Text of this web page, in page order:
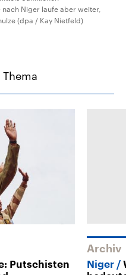
Niger laufe aber weiter,
(dpa / Kay Nietfeld)
Putschisten
Archiv
Niger